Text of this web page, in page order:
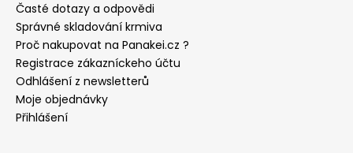
Časté dotazy a odpovědi
Správné skladování krmiva
Proč nakupovat na Panakei.cz ?
Registrace zákazníckeho účtu
Odhlášení z newsletterů
Moje objednávky
Přihlášení